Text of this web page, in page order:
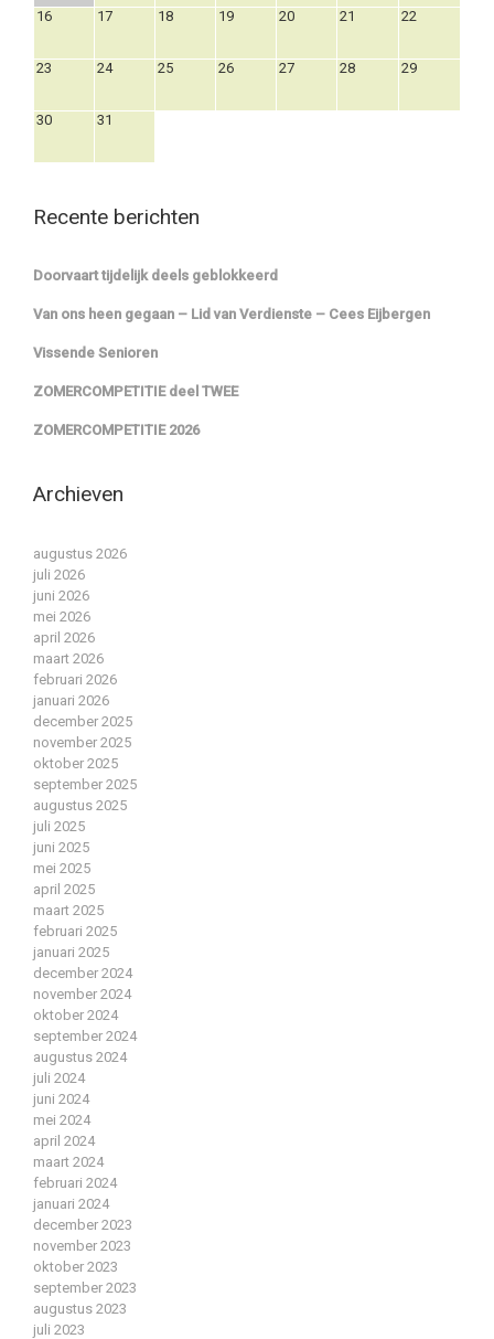
16 17 18 19 20 21 22
23 24 25 26 27 28 29
30 31
Recente berichten
Doorvaart tijdelijk deels geblokkeerd
Van ons heen gegaan – Lid van Verdienste – Cees Eijbergen
Vissende Senioren
ZOMERCOMPETITIE deel TWEE
ZOMERCOMPETITIE 2026
Archieven
augustus 2026
juli 2026
juni 2026
mei 2026
april 2026
maart 2026
februari 2026
januari 2026
december 2025
november 2025
oktober 2025
september 2025
augustus 2025
juli 2025
juni 2025
mei 2025
april 2025
maart 2025
februari 2025
januari 2025
december 2024
november 2024
oktober 2024
september 2024
augustus 2024
juli 2024
juni 2024
mei 2024
april 2024
maart 2024
februari 2024
januari 2024
december 2023
november 2023
oktober 2023
september 2023
augustus 2023
juli 2023